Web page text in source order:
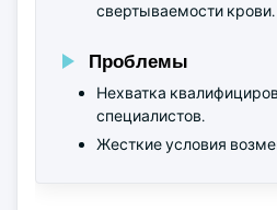
свертываемости крови.
Проблемы
Нехватка
специалистов.
Жесткие условия